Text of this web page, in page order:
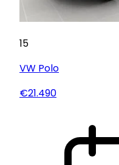
15
VW Polo
€21.490